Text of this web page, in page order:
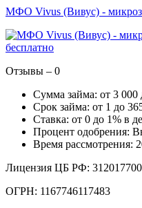
МФО Vivus (Вивус) -
бесплатно
Отзывы – 0
Сумма займа: от 3 000
Срок займа: от 1 до
Ставка: от 0 до 1% в
Процент одобрения:
Время рассмотрения:
Лицензия ЦБ РФ:
ОГРН: 1167746117483